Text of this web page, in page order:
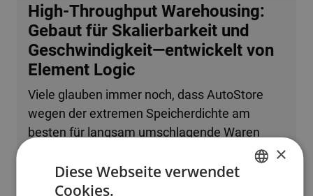
High-Throughput Warehousing:
Gebaut für Skalierbarkeit und
Geschwindigkeit—entwickelt von
Element Logic
Viele glauben immer noch, dass AutoStore
wegen der extremen Speicherdichte am
besten für langsam umschlagende Waren
oder kleine Betriebe geeignet ist. Tatsache ist,
dass das System problemlos mehrere
zehntausend Bestellzeilen pro Stunde
×
Diese Webseite verwendet
Cookies.